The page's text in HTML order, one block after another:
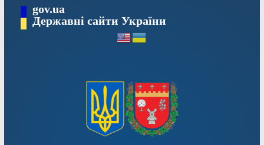
Перейтиgov.ua
Державні сайти України